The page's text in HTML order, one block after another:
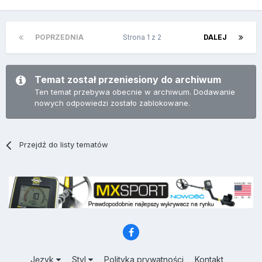
POPRZEDNIA DALEJ
Strona 1 z 2
Temat został przeniesiony do archiwum
Ten temat przebywa obecnie w archiwum. Dodawanie
nowych odpowiedzi zostało zablokowane.
Przejdź do listy tematów
Język Styl Polityka prywatności Kontakt